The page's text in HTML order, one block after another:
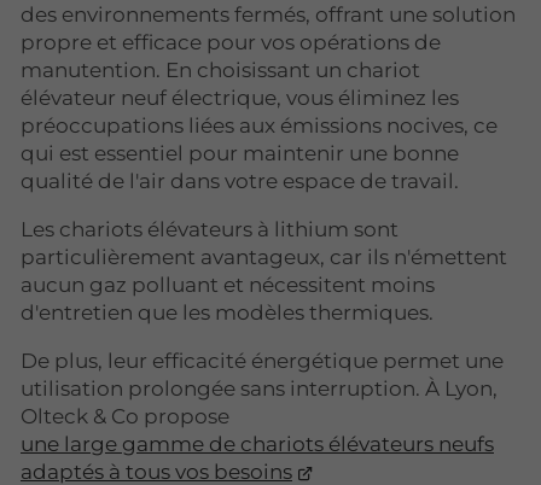
des environnements fermés, offrant une solution
propre et efficace pour vos opérations de
manutention. En choisissant un chariot
élévateur neuf électrique, vous éliminez les
préoccupations liées aux émissions nocives, ce
qui est essentiel pour maintenir une bonne
qualité de l'air dans votre espace de travail.
Les chariots élévateurs à lithium sont
particulièrement avantageux, car ils n'émettent
aucun gaz polluant et nécessitent moins
d'entretien que les modèles thermiques.
De plus, leur efficacité énergétique permet une
utilisation prolongée sans interruption. À Lyon,
Olteck & Co propose
une large gamme de chariots élévateurs neufs
adaptés à tous vos besoins